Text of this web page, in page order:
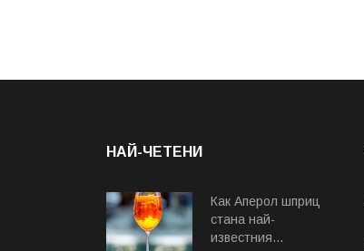
НАЙ-ЧЕТЕНИ
Как Аперол шприц
стана най-
известния...